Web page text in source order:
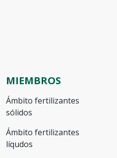
MIEMBROS
Ámbito fertilizantes
sólidos
Ámbito fertilizantes
líqudos